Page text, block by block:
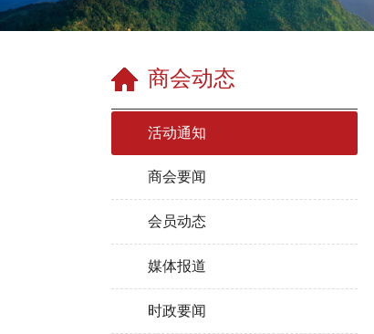
商会动态
活动通知
商会要闻
会员动态
媒体报道
时政要闻